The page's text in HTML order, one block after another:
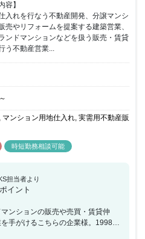
容】
入れを行なう不動産開発、分譲マンシ
売やリフォームを提案する建築営業、
ンドマンションなどを扱う販売・賃貸
う不動産営業...
～
マンション用地仕入れ, 実需用不動産販
時短勤務相談可能
担当者より
イント
ンションの販売や売買・賃貸仲
手がけるこちらの企業様。1998年
入れから企画、販売までワンスト